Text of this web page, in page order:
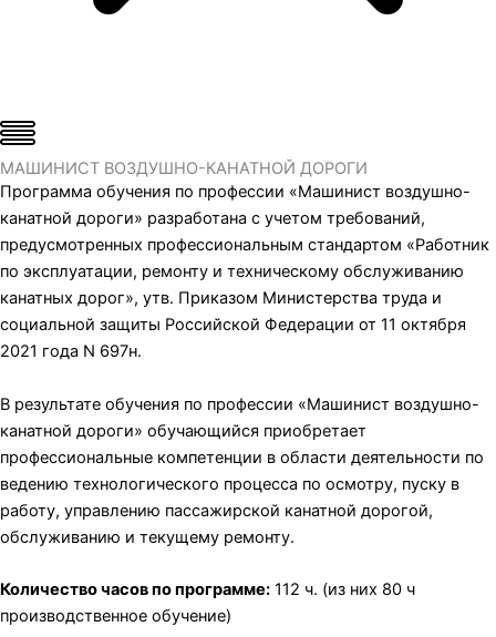
МАШИНИСТ ВОЗДУШНО-КАНАТНОЙ ДОРОГИ
Программа обучения по профессии «Машинист воздушно-
канатной дороги» разработана с учетом требований,
предусмотренных профессиональным стандартом «Работник
по эксплуатации, ремонту и техническому обслуживанию
канатных дорог», утв. Приказом Министерства труда и
социальной защиты Российской Федерации от 11 октября
2021 года N 697н.
В результате обучения по профессии «Машинист воздушно-
канатной дороги» обучающийся приобретает
профессиональные компетенции в области деятельности по
ведению технологического процесса по осмотру, пуску в
работу, управлению пассажирской канатной дорогой,
обслуживанию и текущему ремонту.
Количество часов по программе: 112 ч. (из них 80 ч
производственное обучение)